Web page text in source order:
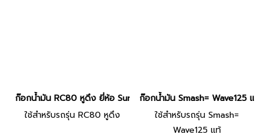
ก๊อกน้ำมัน RC80 หูดึง ยี่ห้อ Sure
ใช้สำหรับรถรุ่น RC80 หูดึง
ก๊อกน้ำมัน Smash= Wave125 แท้
ใช้สำหรับรถรุ่น Smash=
Wave125 แท้